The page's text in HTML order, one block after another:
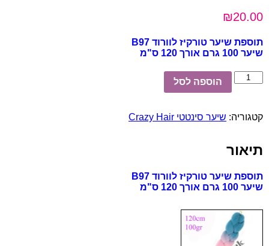
₪20.00
תוספת שיער טורקיז לוורוד B97
שיער 100 גרם אורך 120 ס"מ
כמות
של
טורקיז
הוספה לסל
קטגוריה: שיער סינטטי Crazy Hair
תיאור
תוספת שיער טורקיז לוורוד B97
שיער 100 גרם אורך 120 ס"מ